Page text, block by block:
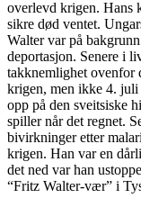
overlevd krigen. Hans
sikre død ventet.
Walter var på
deportasjon. Senere i
takknemlighet ovenfor
krigen, men ikke 4. juli
opp på den sveitsiske
spiller når det regnet.
bivirkninger etter
krigen. Han var en
det ned var han
“Fritz Walter-vær” i